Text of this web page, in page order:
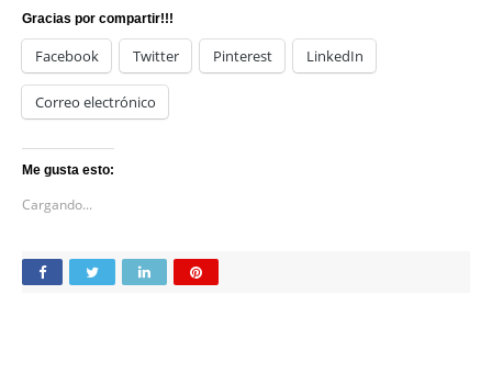
Gracias por compartir!!!
Facebook Twitter Pinterest LinkedIn
Correo electrónico
Me gusta esto:
Cargando...